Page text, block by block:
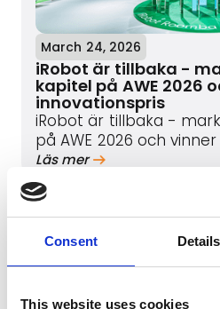
Consent Details
This website uses cookies
March 24, 2026
iRobot är tillbaka -
kapitel på AWE 2026
innovationspris
iRobot är tillbaka -
på AWE 2026 och
Läs mer